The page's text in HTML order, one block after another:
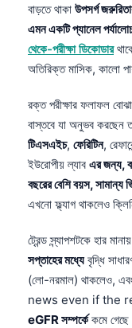
বাড়তে থাকা উপসর্গ
এমন একটি প্যানেল
থেকে-পরীক্ষা ডিকোডার
অতিরিক্ত মাসিক, কালো
রক্ত পরীক্ষার ফলাফল
বাস্তবে যা অনুভব করছেন
টিএসএইচ, ফেরিটিন,
ইউরোপীয় ল্যাব এর জন্য,
বছরের বেশি বয়স, সামান্য
এখনো ফ্ল্যাগ থাকলেও
ট্রেন্ড স্ন্যাপশটকে হার
সপ্তাহের মধ্যেবৃদ্ধি
(লো-নরমাল) থাকলেও,
news even if the
eGFR সম্পর্কেকমে গেছে